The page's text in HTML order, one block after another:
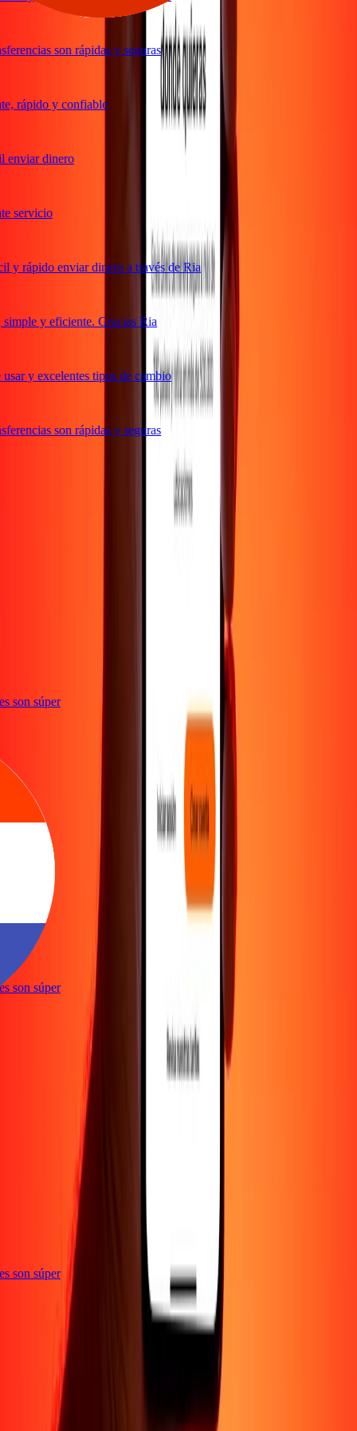
son rápidas y seguras
rápido y confiable
dinero
servicio
rápido enviar dinero a través de Ria
y eficiente. Gracias Ria
y excelentes tipos de cambio
son rápidas y seguras
son súper
son súper
son súper
Blog Corporativo